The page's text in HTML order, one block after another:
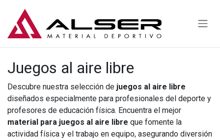
Juegos al aire libre
Descubre nuestra selección de juegos al aire libre
diseñados especialmente para profesionales del deporte y
profesores de educación física. Encuentra el mejor
material para juegos al aire libre que fomente la
actividad física y el trabajo en equipo, asegurando diversión